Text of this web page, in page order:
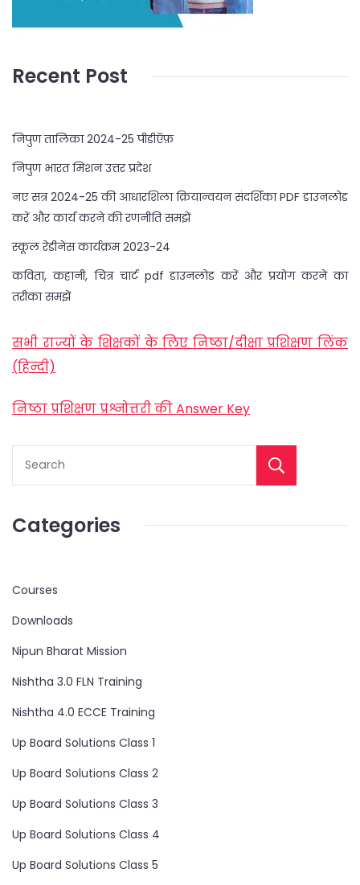
Recent Post
निपुण तालिका 2024-25 पीडीऍफ़
निपुण भारत मिशन उत्तर प्रदेश
नए सत्र 2024-25 की आधारशिला क्रियान्वयन संदर्शिका PDF डाउनलोड
करें और कार्य करने की रणनीति समझें
स्कूल रेडीनेस कार्यक्रम 2023-24
कविता, कहानी, चित्र चार्ट pdf डाउनलोड करें और प्रयोग करने का
तरीका समझें
सभी राज्यों के शिक्षकों के लिए निष्ठा/दीक्षा प्रशिक्षण लिंक
(हिन्दी)
निष्ठा प्रशिक्षण प्रश्नोत्तरी की Answer Key
Categories
Courses
Downloads
Nipun Bharat Mission
Nishtha 3.0 FLN Training
Nishtha 4.0 ECCE Training
Up Board Solutions Class 1
Up Board Solutions Class 2
Up Board Solutions Class 3
Up Board Solutions Class 4
Up Board Solutions Class 5